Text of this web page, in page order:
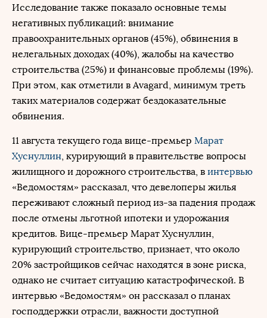
Исследование также показало основные темы
негативных публикаций: внимание
правоохранительных органов (45%), обвинения в
нелегальных доходах (40%), жалобы на качество
строительства (25%) и финансовые проблемы (19%).
При этом, как отметили в Avagard, минимум треть
таких материалов содержат бездоказательные
обвинения.
11 августа текущего года вице-премьер Марат
Хуснуллин, курирующий в правительстве вопросы
жилищного и дорожного строительства, в интервью
«Ведомостям» рассказал, что девелоперы жилья
переживают сложный период из-за падения продаж
после отмены льготной ипотеки и удорожания
кредитов. Вице-премьер Марат Хуснуллин,
курирующий строительство, признает, что около
20% застройщиков сейчас находятся в зоне риска,
однако не считает ситуацию катастрофической. В
интервью «Ведомостям» он рассказал о планах
господдержки отрасли, важности доступной